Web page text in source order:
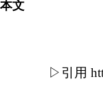
本文
▷引用